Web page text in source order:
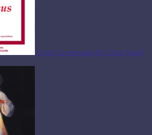
Livre Le message du Coeur Sacré